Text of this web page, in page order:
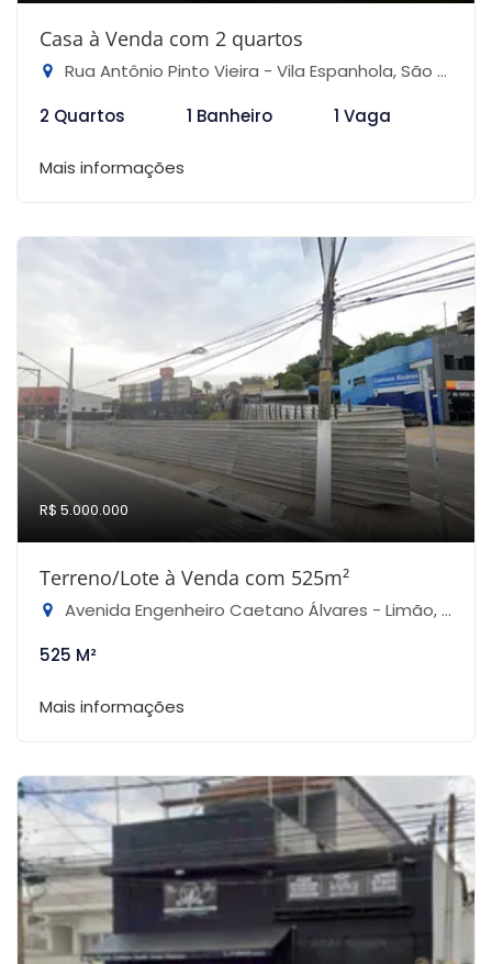
Casa à Venda com 2 quartos
Rua Antônio Pinto Vieira - Vila Espanhola, São Paulo-SP
2 Quartos
1 Banheiro 1 Vaga
Mais informações
R$ 5.000.000
Terreno/Lote à Venda com 525m²
Avenida Engenheiro Caetano Álvares - Limão, São Paulo-SP
525 M²
Mais informações